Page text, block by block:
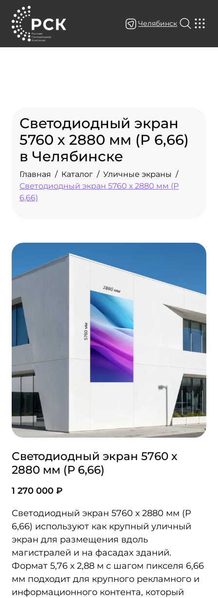
Челябинск
Светодиодный экран
5760 х 2880 мм (P 6,66)
в Челябинске
Главная Каталог
Уличные экраны
Светодиодный экран 5760 х 2880 мм (Р
6,66)
Светодиодный экран 5760 х
2880 мм (Р 6,66)
1 270 000 ₽
Светодиодный экран 5760 х 2880 мм (P
6,66) используют как крупный уличный
экран для размещения вдоль
магистралей и на фасадах зданий.
Формат 5,76 х 2,88 м с шагом пикселя 6,66
мм подходит для крупного рекламного и
информационного контента, который